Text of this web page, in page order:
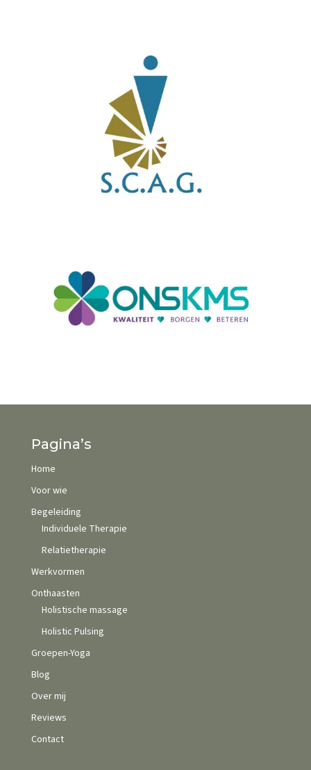
Pagina’s
Home
Voor wie
Begeleiding
Individuele Therapie
Relatietherapie
Werkvormen
Onthaasten
Holistische massage
Holistic Pulsing
Groepen-Yoga
Blog
Over mij
Reviews
Contact